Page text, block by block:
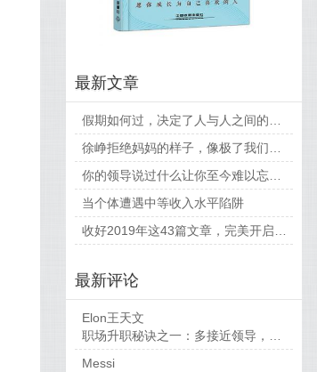
最新文章
当个体遭遇中等收入水平陷阱
最新评论
Elon王天文
职场升职秘诀之一：多接近领导，当然，多做...
Messi